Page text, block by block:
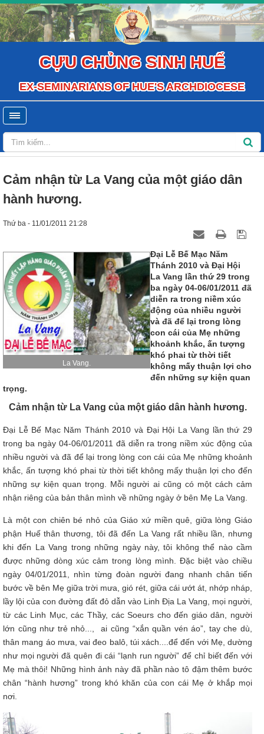
CỰU CHỦNG SINH HUẾ
EX-SEMINARIANS OF HUE'S ARCHDIOCESE
Cảm nhận từ La Vang của một giáo dân
hành hương.
Thứ ba - 11/01/2011 21:28
La Vang.
Đại Lễ Bế Mạc Năm
Thánh 2010 và Đại Hội
La Vang lần thứ 29 trong
ba ngày 04-06/01/2011 đã
diễn ra trong niềm xúc
động của nhiều người
và đã để lại trong lòng
con cái của Mẹ những
khoảnh khắc, ấn tượng
khó phai từ thời tiết
không mấy thuận lợi cho
đến những sự kiện quan
trọng.
Cảm nhận từ La Vang của một giáo dân hành hương.
Đại Lễ Bế Mạc Năm Thánh 2010 và Đại Hội La Vang lần thứ 29
trong ba ngày 04-06/01/2011 đã diễn ra trong niềm xúc động của
nhiều người và đã để lại trong lòng con cái của Mẹ những khoảnh
khắc, ấn tượng khó phai từ thời tiết không mấy thuận lợi cho đến
những sự kiện quan trọng. Mỗi người ai cũng có một cách cảm
nhận riêng của bản thân mình về những ngày ở bên Mẹ La Vang.
Là một con chiên bé nhỏ của Giáo xứ miền quê, giữa lòng Giáo
phận Huế thân thương, tôi đã đến La Vang rất nhiều lần, nhưng
khi đến La Vang trong những ngày này, tôi không thể nào cầm
được những dòng xúc cảm trong lòng mình. Đặc biệt vào chiều
ngày 04/01/2011, nhìn từng đoàn người đang nhanh chân tiến
bước về bên Mẹ giữa trời mưa, gió rét, giữa cái ướt át, nhớp nháp,
lầy lội của con đường đất đỏ dẫn vào Linh Địa La Vang, mọi người,
từ các Linh Mục, các Thầy, các Soeurs cho đến giáo dân, người
lớn cũng như trẻ nhỏ..., ai cũng “xắn quần vén áo”, tay che dù,
thân mang áo mưa, vai đeo balô, túi xách....để đến với Mẹ, dường
như mọi người đã quên đi cái “lạnh run người” để chỉ biết đến với
Mẹ mà thôi! Những hình ảnh này đã phần nào tô đậm thêm bước
chân “hành hương” trong khó khăn của con cái Mẹ ở khắp mọi
nơi.